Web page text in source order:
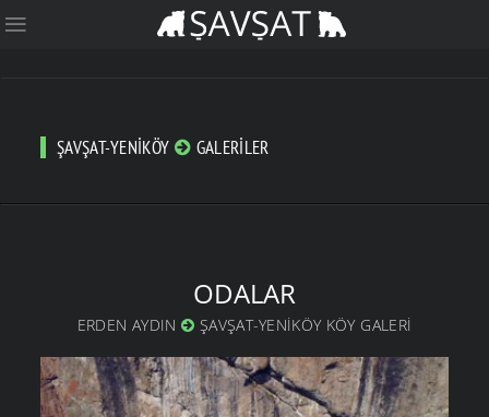
ŞAVŞAT-YENIKÖY GALERILER
ODALAR
ERDEN AYDIN ŞAVŞAT-YENIKÖY KÖY GALERI